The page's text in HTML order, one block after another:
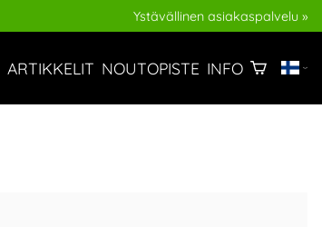
Ystävällinen asiakaspalvelu »
ARTIKKELIT NOUTOPISTE INFO